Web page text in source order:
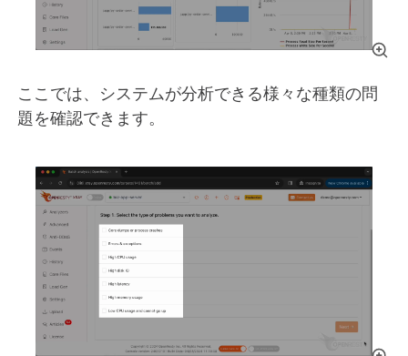
ここでは、システムが分析できる様々な種類の問
題を確認できます。